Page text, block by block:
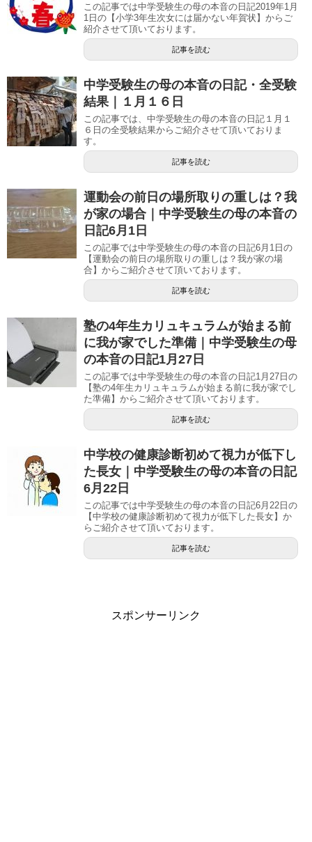
この記事では中学受験生の母の本音の日記2019年1月
1日の【小学3年生次女には届かない年賀状】からご
紹介させて頂いております。
記事を読む
中学受験生の母の本音の日記・全受験
結果｜１月１６日
この記事では、中学受験生の母の本音の日記１月１
６日の全受験結果からご紹介させて頂いておりま
す。
記事を読む
運動会の前日の場所取りの重しは？我
が家の場合｜中学受験生の母の本音の
日記6月1日
この記事では中学受験生の母の本音の日記6月1日の
【運動会の前日の場所取りの重しは？我が家の場
合】からご紹介させて頂いております。
記事を読む
塾の4年生カリュキュラムが始まる前
に我が家でした準備｜中学受験生の母
の本音の日記1月27日
この記事では中学受験生の母の本音の日記1月27日の
【塾の4年生カリュキュラムが始まる前に我が家でし
た準備】からご紹介させて頂いております。
記事を読む
中学校の健康診断初めて視力が低下し
た長女｜中学受験生の母の本音の日記
6月22日
この記事では中学受験生の母の本音の日記6月22日の
【中学校の健康診断初めて視力が低下した長女】か
らご紹介させて頂いております。
記事を読む
スポンサーリンク